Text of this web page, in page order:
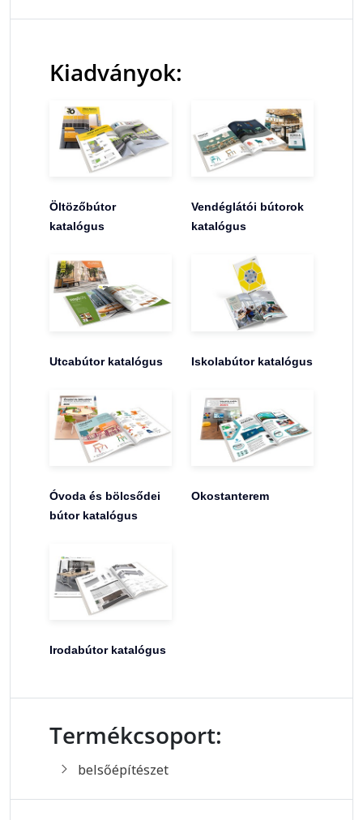
Kiadványok:
Öltözőbútor
katalógus
Vendéglátói bútorok
katalógus
Utcabútor katalógus Iskolabútor katalógus
Óvoda és bölcsődei
bútor katalógus
Okostanterem
Irodabútor katalógus
Termékcsoport:
belsőépítészet